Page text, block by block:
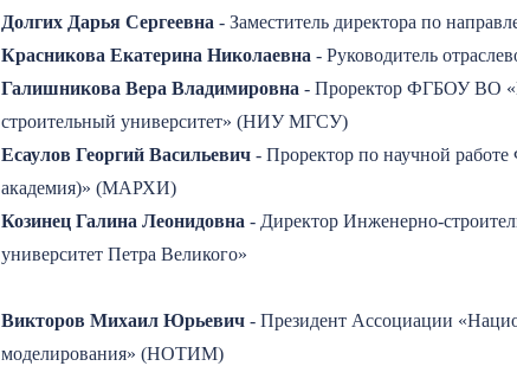
Долгих Дарья Сергеевна - Заместитель директора по
Красникова Екатерина Николаевна - Руководитель
Галишникова Вера Владимировна - Проректор ФГБОУ ВО
строительный университет» (НИУ МГСУ)
Есаулов Георгий Васильевич - Проректор по научной
академия)» (МАРХИ)
Козинец Галина Леонидовна - Директор Инженерно-
университет Петра Великого»
Викторов Михаил Юрьевич - Президент Ассоциации
моделирования» (НОТИМ)